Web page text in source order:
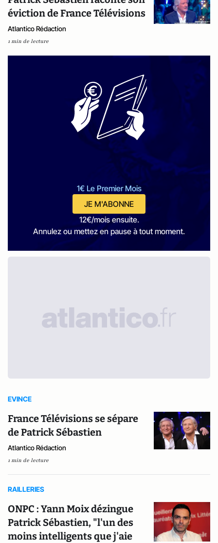
éviction de France Télévisions
Atlantico Rédaction
1 min de lecture
1€ Le Premier Mois
JE M'ABONNE
12€/mois ensuite.
Annulez ou mettez en pause à tout moment.
EVINCE
France Télévisions se sépare
de Patrick Sébastien
Atlantico Rédaction
1 min de lecture
RAILLERIES
ONPC : Yann Moix dézingue
Patrick Sébastien, "l'un des
moins intelligents que j'aie